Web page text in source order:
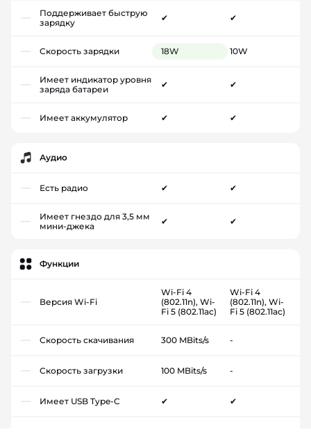
Поддерживает быструю
зарядку
✔ ✔
Скорость зарядки 18W 10W
Имеет индикатор уровня
заряда батареи
✔ ✔
Имеет аккумулятор ✔ ✔
Аудио
Есть радио ✔ ✔
Имеет гнездо для 3,5 мм
мини-джека
✔ ✔
Функции
Версия Wi-Fi
Wi-Fi 4
(802.11n), Wi-
Fi 5 (802.11ac)
Wi-Fi 4
(802.11n), Wi-
Fi 5 (802.11ac)
Скорость скачивания 300 MBits/s -
Скорость загрузки 100 MBits/s -
Имеет USB Type-C ✔ ✔